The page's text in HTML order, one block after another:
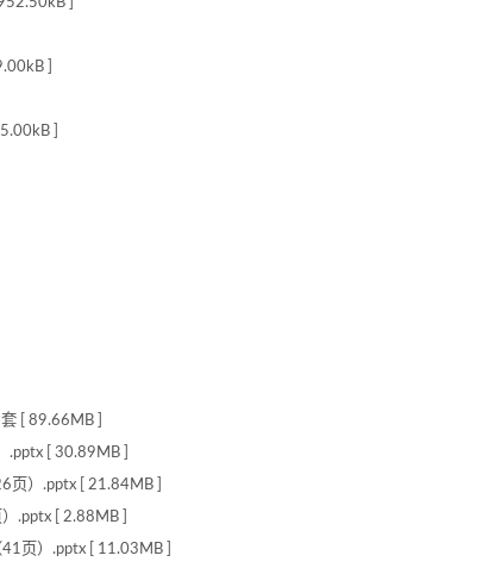
]
]
[ 89.66MB ]
[ 30.89MB ]
）.pptx [ 21.84MB ]
.pptx [ 2.88MB ]
页）.pptx [ 11.03MB ]